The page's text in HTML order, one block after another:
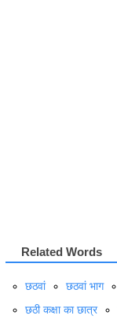
Related Words
छठवां छठवां भाग
छठी कक्षा का छात्र